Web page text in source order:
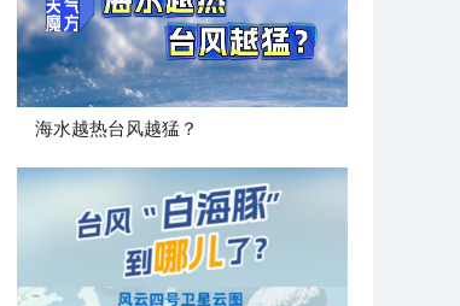
海水越热台风越猛？